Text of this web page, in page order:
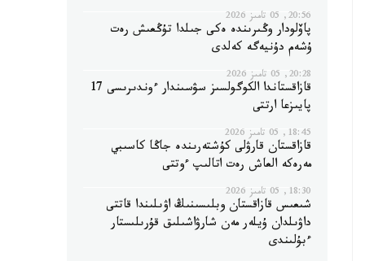
20:56, 05 تامىز 2026
پاۆلودار وڭىرىندە ەكى جىلدا تۇڭعىش رەت
ۇشەم دۇنيەگە كەلدى
20:28, 05 تامىز 2026
قازاقستاندا الكوگولسىز سۋسىندار ءوندىرىسى 17
پايىزعا ارتتى
18:45, 05 تامىز 2026
قازاقستان قارۋلى كۇشتەرىندە جاڭا كاسىبي
مەرەكە العاش رەت اتالىپ ءوتتى
18:30, 05 تامىز 2026
شىعىس قازاقستان وبلىسىنىڭ اۋىلىندا قاتتى
داۋىلدان ۇيلەر مەن شارۋاشىلىق قۇرىلىستار
ءبۇلىندى